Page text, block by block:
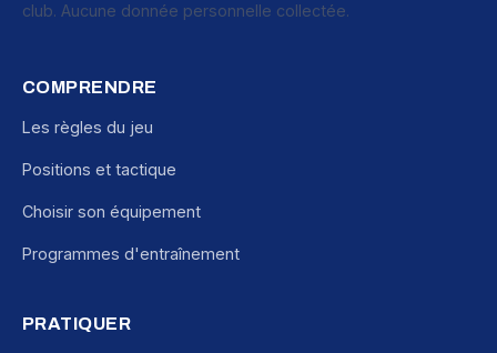
club. Aucune donnée personnelle collectée.
COMPRENDRE
Les règles du jeu
Positions et tactique
Choisir son équipement
Programmes d'entraînement
PRATIQUER